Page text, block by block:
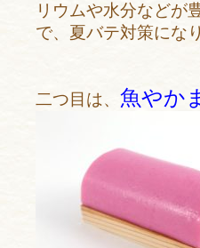
リウムや水分などが
で、夏バテ対策にな
二つ目は、 魚やか